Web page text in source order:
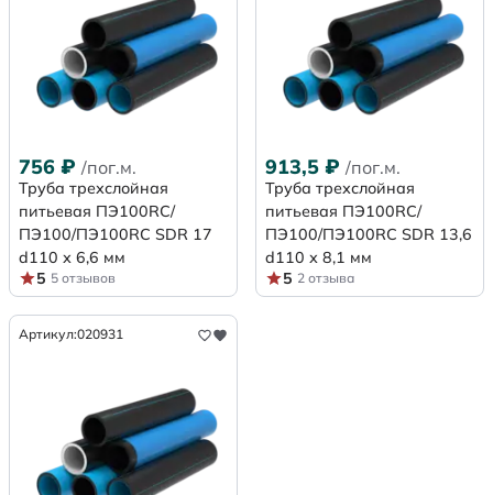
756 ₽ /пог.м.
Труба трехслойная
питьевая ПЭ100RC/
ПЭ100/ПЭ100RC SDR 17
d110 х 6,6 мм
5 5 отзывов
913,5 ₽ /пог.м.
Труба трехслойная
питьевая ПЭ100RC/
ПЭ100/ПЭ100RC SDR 13,6
d110 х 8,1 мм
5 2 отзыва
Артикул:020931